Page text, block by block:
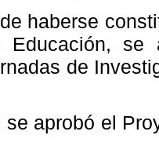
haberse
Educación, se
de
se aprobó el